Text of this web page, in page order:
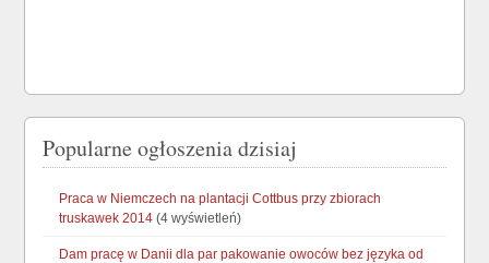
Popularne ogłoszenia dzisiaj
Praca w Niemczech na plantacji Cottbus przy zbiorach
truskawek 2014 (4 wyświetleń)
Dam pracę w Danii dla par pakowanie owoców bez języka od